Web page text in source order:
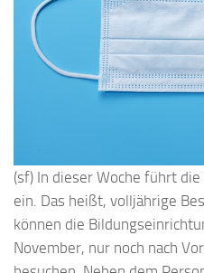
(sf) In dieser Woche führt
ein. Das heißt, volljährige
können die
November, nur noch nach